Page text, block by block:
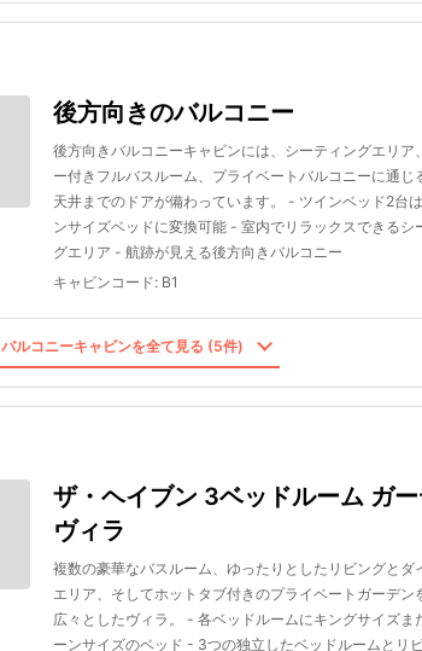
後方向きのバルコニー
後方向きバルコニーキャビンには、シーティングエリア
ー付きフルバスルーム、プライベートバルコニーに通じ
天井までのドアが備わっています。 - ツインベッド2台
ンサイズベッドに変換可能 - 室内でリラックスできるシ
グエリア - 航跡が見える後方向きバルコニー
キャビンコード: B1
バルコニーキャビンを全て見る (5件)
ザ・ヘイブン 3ベッドルーム ガ
ヴィラ
複数の豪華なバスルーム、ゆったりとしたリビングとダ
エリア、そしてホットタブ付きのプライベートガーデン
広々としたヴィラ。 - 各ベッドルームにキングサイズま
ーンサイズのベッド - 3つの独立したベッドルームとリ